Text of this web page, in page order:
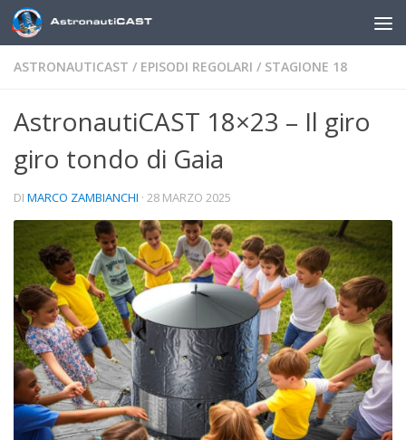
Sotto il contenuto
ASTRONAUTICAST / EPISODI REGOLARI / STAGIONE 18
AstronautiCAST 18×23 – Il giro
giro tondo di Gaia
DI MARCO ZAMBIANCHI · 28 MARZO 2025